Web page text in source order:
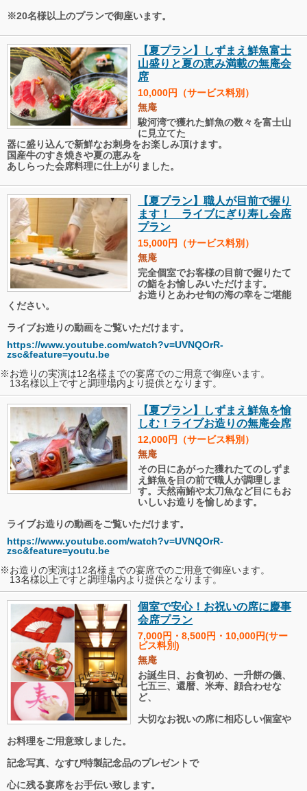
※20名様以上のプランで御座います。
【夏プラン】しずまえ鮮魚富士
山盛りと夏の恵み満載の無庵会
席
10,000円（サービス料別）
無庵
駿河湾で獲れた鮮魚の数々を富士山
に見立てた
器に盛り込んで新鮮なお刺身をお楽しみ頂けます。
国産牛のすき焼きや夏の恵みを
あしらった会席料理に仕上がりました。
【夏プラン】職人が目前で握り
ます！ ライブにぎり寿し会席
プラン
15,000円（サービス料別）
無庵
完全個室でお客様の目前で握りたて
の鮨をお愉しみいただけます。
お造りとあわせ旬の海の幸をご堪能
ください。
ライブお造りの動画をご覧いただけます。
https://www.youtube.com/watch?v=UVNQOrR-
zsc&feature=youtu.be
※お造りの実演は12名様までの宴席でのご用意で御座います。
13名様以上ですと調理場内より提供となります。
【夏プラン】しずまえ鮮魚を愉
しむ！ライブお造りの無庵会席
12,000円（サービス料別）
無庵
その日にあがった獲れたてのしずま
え鮮魚を目の前で職人が調理しま
す。天然南鮪や太刀魚など目にもお
いしいお造りを愉しめます。
ライブお造りの動画をご覧いただけます。
https://www.youtube.com/watch?v=UVNQOrR-
zsc&feature=youtu.be
※お造りの実演は12名様までの宴席でのご用意で御座います。
13名様以上ですと調理場内より提供となります。
個室で安心！お祝いの席に慶事
会席プラン
7,000円・8,500円・10,000円(サー
ビス料別)
無庵
お誕生日、お食初め、一升餅の儀、
七五三、還暦、米寿、顔合わせな
ど、
大切なお祝いの席に相応しい個室や
お料理をご用意致しました。
記念写真、なすび特製記念品のプレゼントで
心に残る宴席をお手伝い致します。